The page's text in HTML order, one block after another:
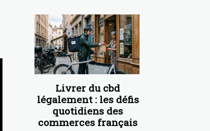
Livrer du cbd
légalement : les défis
quotidiens des
commerces français